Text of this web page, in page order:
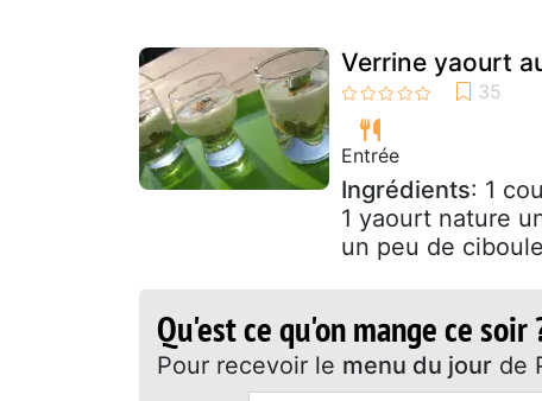
Verrine yaourt
Entrée
Ingrédients: 1
1 yaourt nature
un peu de
Qu'est ce qu'on mange ce soir
Pour recevoir le menu du jour de